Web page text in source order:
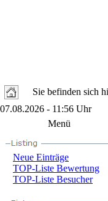
Sie befinden sich
07.08.2026 - 11:56 Uhr
Menü
Neue Einträge
TOP-Liste Bewertung
TOP-Liste Besucher